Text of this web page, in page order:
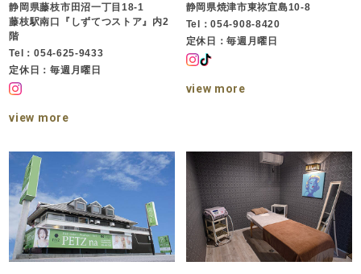
静岡県藤枝市田沼一丁目18-1
藤枝駅南口『しずてつストア』内2
階
Tel：054-625-9433
定休日：毎週月曜日
view more
静岡県焼津市東祢宜島10-8
Tel：054-908-8420
定休日：毎週月曜日
view more